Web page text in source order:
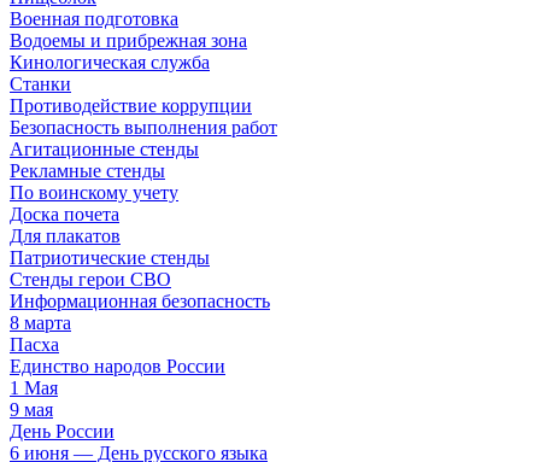
Военная подготовка
Водоемы и прибрежная зона
Кинологическая служба
Станки
Противодействие коррупции
Безопасность выполнения работ
Агитационные стенды
Рекламные стенды
По воинскому учету
Доска почета
Для плакатов
Патриотические стенды
Стенды герои СВО
Информационная безопасность
8 марта
Пасха
Единство народов России
1 Мая
9 мая
День России
6 июня — День русского языка